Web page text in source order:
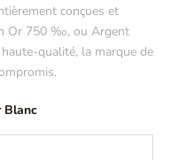
conçues et
Or 750 ‰, ou Argent
qualité, la marque de
Blanc